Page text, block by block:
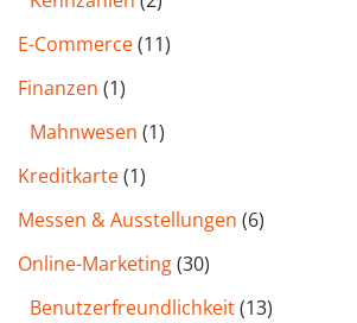
E-Commerce(11)
Finanzen (1)
Mahnwesen (1)
Kreditkarte(1)
Messen & Ausstellungen (6)
Online-Marketing(30)
Benutzer­freund­lichkeit(13)